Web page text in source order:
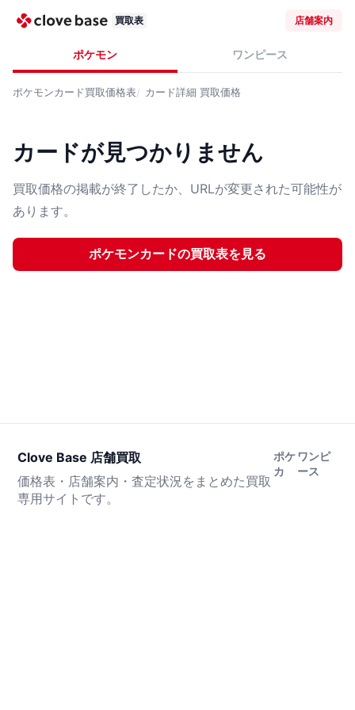
買取表 店舗案内
ポケモン ワンピース
ポケモンカード買取価格表 カード詳細 買取価格
カードが見つかりません
買取価格の掲載が終了したか、URLが変更された可能性が
あります。
ポケモンカードの買取表を見る
Clove Base 店舗買取
価格表・店舗案内・査定状況をまとめた買取
専用サイトです。
ポケ
カ
ワンピ
ース